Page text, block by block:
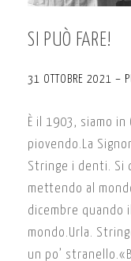
SI PUÒ FARE!
31 OTTOBRE 2021 –
È il 1903, siamo
piovendo.La
Stringe i denti. Si
mettendo al
dicembre quando
mondo.Urla.
un po’